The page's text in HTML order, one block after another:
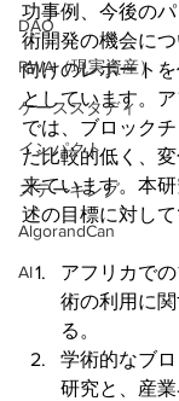
DAO
RWA（現実資産）
ケーススタディ
インパクト
ステーキング
AlgorandCan
AI
功事例、今後の
術開発の機会に
向けのレポート
としています。
では、ブロック
だ比較的低く、
来ています。本
述の目標に対して
アフリカで
術の利用に
る。
学術的なブ
研究と、産